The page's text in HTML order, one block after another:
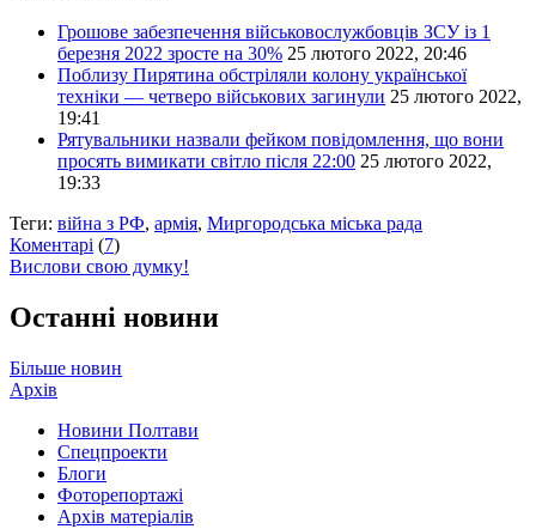
Грошове забезпечення військовослужбовців ЗСУ із 1
березня 2022 зросте на 30% 25 лютого 2022, 20:46
Поблизу Пирятина обстріляли колону української
техніки — четверо військових загинули 25 лютого 2022,
19:41
Рятувальники назвали фейком повідомлення, що вони
просять вимикати світло після 22:00 25 лютого 2022,
19:33
Теги: війна з РФ, армія, Миргородська міська рада
Коментарі (7)
Вислови свою думку!
Останні новини
Більше новин
Архів
Новини Полтави
Спецпроекти
Блоги
Фоторепортажі
Архів матеріалів